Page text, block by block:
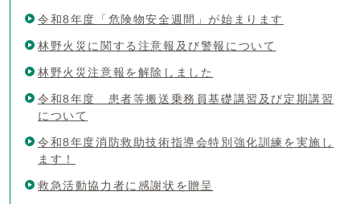
令和8年度「危険物安全週間」が始まります
林野火災に関する注意報及び警報について
林野火災注意報を解除しました
令和8年度 患者等搬送乗務員基礎講習及び定期講習
について
令和8年度消防救助技術指導会特別強化訓練を実施し
ます！
救急活動協力者に感謝状を贈呈